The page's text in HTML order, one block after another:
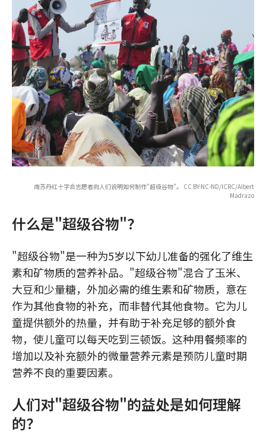
南苏丹红十字会志愿者向人们说明如何制作"超级谷物"。 CC BY-NC-ND/ICRC/Albert
Madrazo
什么是"超级谷物"？
"超级谷物"是一种为5岁以下幼儿准备的强化了维生
素和矿物质的营养补品。"超级谷物"混合了玉米、
大豆和少量糖，外加必需的维生素和矿物质，意在
作为其他食物的补充，而非替代其他食物。它为儿
童提供额外的热量，并有助于补充足够的额外食
物，使儿童可以每天吃到三顿饭。这种用餐频率的
增加以及补充额外的微量营养元素是预防儿童时期
营养不良的重要因素。
人们对"超级谷物"的益处是如何理解
的？